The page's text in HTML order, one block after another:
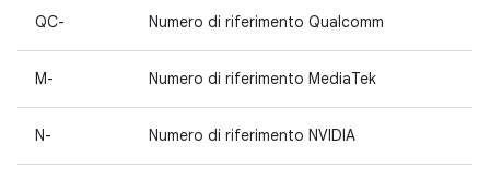
QC- Numero di riferimento Qualcomm
M- Numero di riferimento MediaTek
N- Numero di riferimento NVIDIA